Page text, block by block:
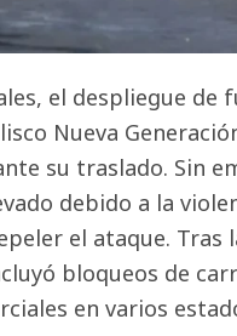
el despliegue de
Nueva
su traslado. Sin
debido a la
el ataque. Tras
bloqueos de
en varios